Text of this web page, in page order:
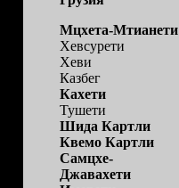
Мцхета-Мтианети
Хевсурети
Хеви
Казбег
Кахети
Тушети
Шида Картли
Квемо Картли
Самцхе-
Джавахети